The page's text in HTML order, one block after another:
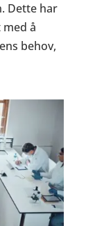
Dette har
å
behov,